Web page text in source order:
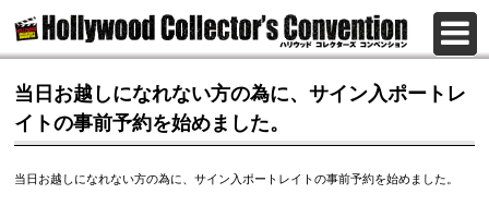
当日お越しになれない方の為に、サイン入ポートレ
イトの事前予約を始めました。
当日お越しになれない方の為に、サイン入ポートレイトの事前予約を始めました。